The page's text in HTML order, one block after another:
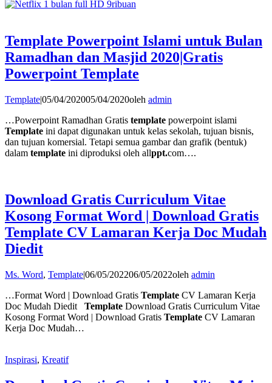
Template Powerpoint Islami untuk Bulan
Ramadhan dan Masjid 2020|Gratis
Powerpoint Template
Template|05/04/202005/04/2020oleh admin
…Powerpoint Ramadhan Gratis template powerpoint islami
Template ini dapat digunakan untuk kelas sekolah, tujuan bisnis,
dan tujuan komersial. Tetapi semua gambar dan grafik (bentuk)
dalam template ini diproduksi oleh allppt.com….
Download Gratis Curriculum Vitae
Kosong Format Word | Download Gratis
Template CV Lamaran Kerja Doc Mudah
Diedit
Ms. Word, Template|06/05/202206/05/2022oleh admin
…Format Word | Download Gratis Template CV Lamaran Kerja
Doc Mudah Diedit Template Download Gratis Curriculum Vitae
Kosong Format Word | Download Gratis Template CV Lamaran
Kerja Doc Mudah…
Inspirasi, Kreatif